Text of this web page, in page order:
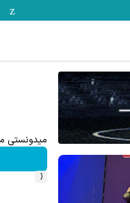
معاملات
‹